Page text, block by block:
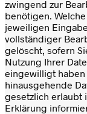
zwingend zur
benötigen.
jeweiligen
vollständiger
gelöscht, sofern
Nutzung Ihrer
eingewilligt
hinausgehende
gesetzlich erlaubt
Erklärung